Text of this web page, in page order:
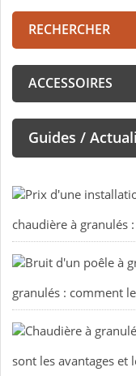
RECHERCHER
ACCESSOIRES
Guides /
chaudière à granulés
granulés : comment
sont les avantages et